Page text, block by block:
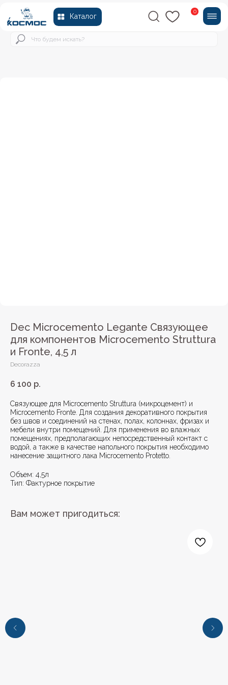
Каталог
Dec Microcemento Legante Связующее
для компонентов Microcemento Struttura
и Fronte, 4,5 л
Decorazza
6 100 р.
Связующее для Microcemento Struttura (микроцемент) и
Microcemento Fronte. Для создания декоративного покрытия
без швов и соединений на стенах, полах, колоннах, фризах и
мебели внутри помещений. Для применения во влажных
помещениях, предполагающих непосредственный контакт с
водой, а также в качестве напольного покрытия необходимо
нанесение защитного лака Microcemento Protetto.
Объем: 4,5л
Тип: Фактурное покрытие
Вам может пригодиться: